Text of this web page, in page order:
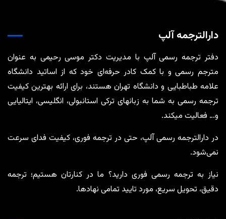
دارالترجمه آلپ
دفتر ترجمه رسمی آلپ با مدیریت دکتر موسی رحیمی به عنوان
مترجم رسمی و با کمک کادر حرفه‌ای خود که از اساتید دانشگاه
علامه طباطبایی و دانشگاه تهران هستند، برای ارائه بهترین کیفیت
ترجمه رسمی به شما به زبانهای ترکی استانبولی، انگلیسی، ایتالیایی
و… فعالیت میکند.
در دارالترجمه رسمی آلپ، حتی در ترجمه‌ فوری، کیفیت فدای سرعت
نمی‌شود.
نیاز به ترجمه رسمی فوری دارید؟ ما در کنارتان هستیم؛ ترجمه
دقیق، تحویل سریع، مورد تایید تمامی نهادها.